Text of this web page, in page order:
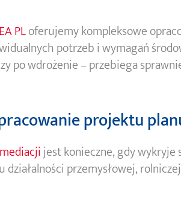
PLoferujemy kompleksowe
potrzeb i wymagań
po wdrożenie – przebiega
projektu
jest konieczne, gdy wykryje
działalności przemysłowej,